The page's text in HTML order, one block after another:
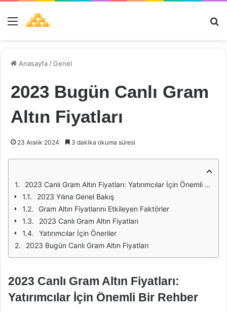
Menü
Anasayfa /Genel
2023 Bugün Canlı Gram
Altın Fiyatları
23 Aralık 2024 3 dakika okuma süresi
2023 Canlı Gram Altın Fiyatları: Yatırımcılar İçin Önemli Bir Rehber
2023 Yılına Genel Bakış
Gram Altın Fiyatlarını Etkileyen Faktörler
2023 Canlı Gram Altın Fiyatları
Yatırımcılar İçin Öneriler
2023 Bugün Canlı Gram Altın Fiyatları
2023 Canlı Gram Altın Fiyatları:
Yatırımcılar İçin Önemli Bir Rehber